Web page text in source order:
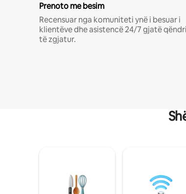
Prenoto me besim
Recensuar nga komuniteti ynë i besuar i
klientëve dhe asistencë 24/7 gjatë
të zgjatur.